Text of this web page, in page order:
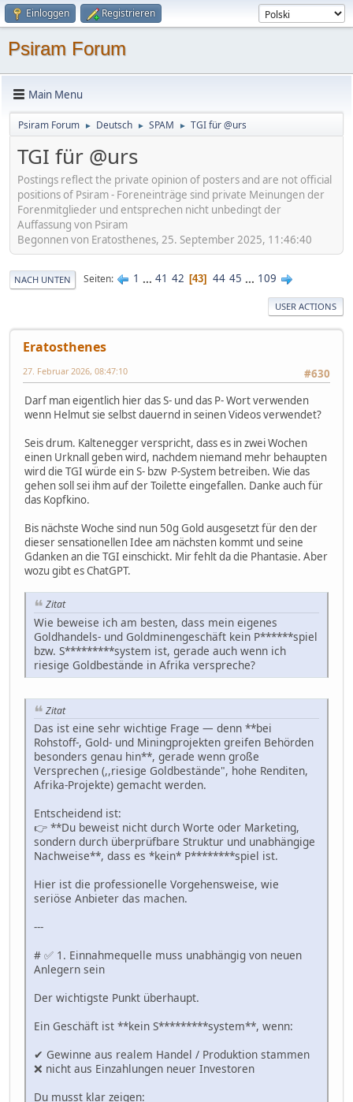
Einloggen Registrieren
Psiram Forum
Main Menu
Psiram Forum ► Deutsch ► SPAM ► TGI für @urs
TGI für @urs
Postings reflect the private opinion of posters and are not official
positions of Psiram - Foreneinträge sind private Meinungen der
Forenmitglieder und entsprechen nicht unbedingt der
Auffassung von Psiram
Begonnen von Eratosthenes, 25. September 2025, 11:46:40
NACH UNTEN Seiten 1 ... 41 42 43 44 45 ... 109
USER ACTIONS
Eratosthenes
#630
27. Februar 2026, 08:47:10
Darf man eigentlich hier das S- und das P- Wort verwenden
wenn Helmut sie selbst dauernd in seinen Videos verwendet?
Seis drum. Kaltenegger verspricht, dass es in zwei Wochen
einen Urknall geben wird, nachdem niemand mehr behaupten
wird die TGI würde ein S- bzw P-System betreiben. Wie das
gehen soll sei ihm auf der Toilette eingefallen. Danke auch für
das Kopfkino.
Bis nächste Woche sind nun 50g Gold ausgesetzt für den der
dieser sensationellen Idee am nächsten kommt und seine
Gdanken an die TGI einschickt. Mir fehlt da die Phantasie. Aber
wozu gibt es ChatGPT.
Zitat
Wie beweise ich am besten, dass mein eigenes
Goldhandels- und Goldminengeschäft kein P******spiel
bzw. S*********system ist, gerade auch wenn ich
riesige Goldbestände in Afrika verspreche?
Zitat
Das ist eine sehr wichtige Frage — denn **bei
Rohstoff-, Gold- und Miningprojekten greifen Behörden
besonders genau hin**, gerade wenn große
Versprechen (,,riesige Goldbestände", hohe Renditen,
Afrika-Projekte) gemacht werden.
Entscheidend ist:
👉 **Du beweist nicht durch Worte oder Marketing,
sondern durch überprüfbare Struktur und unabhängige
Nachweise**, dass es *kein* P********spiel ist.
Hier ist die professionelle Vorgehensweise, wie
seriöse Anbieter das machen.
---
# ✅ 1. Einnahmequelle muss unabhängig von neuen
Anlegern sein
Der wichtigste Punkt überhaupt.
Ein Geschäft ist **kein S*********system**, wenn:
✔ Gewinne aus realem Handel / Produktion stammen
❌ nicht aus Einzahlungen neuer Investoren
Du musst klar zeigen: